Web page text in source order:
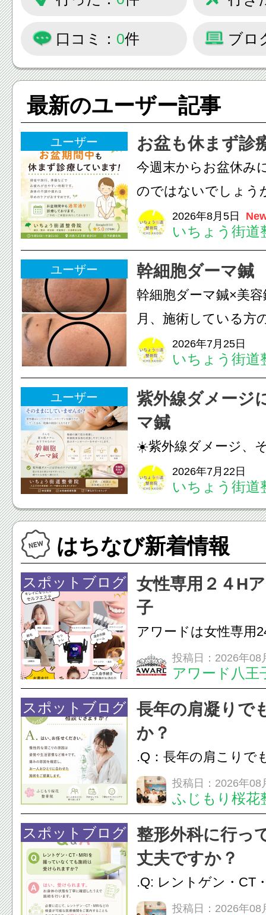
口コミ： 0件 ブロ
最新のユーザー記事
ユーザー お盆も休まず診
今週末からお盆休み
のではないでしょう
長時間の運転などで
痛・足の疲れが出や
いちょう街道整骨院
も通常通り診療して
みの...
2026年8月5日
いちょう街道
ユーザー 幹細胞ダーマ鍼
幹細胞ダーマ鍼×美
月、施術している方
写真上 2025年9月
月皮膚(真皮層)への
への電気美容鍼のダ
を7ヶ月継続して頂...
2026年7月25日
いちょう街道
ユーザー
紫外線ダメージ
マ鍼
☀️紫外線ダメージ、
いませんか？紫外線
く、コラーゲンを減
たるみ・乾燥の原因
そんな夏の肌ケアに
幹細胞ダーマ鍼✨極
2026年7月22日
いちょう街道
はちなび新着情報
スポットブログ
女性専用２４H
子
アワードは女性専用
フエステを 思いっ
開催中
投稿日：2026年08
アワード八王
24時間ジム&
脱毛
スポットブログ
長年の肩凝りで
か？
.Q：長年の肩こりで
か？A：はい、お任
性的な肩こりの原因
慣など様々です。痛
し、お一人おひとり
をご提案します。.#
投稿日：2026年08
ふじもり桜花
スポットブログ
整形外科に行っ
丈夫ですか？
.Q: レントゲン・CT
いなくても施術は受
投稿日：2026年08